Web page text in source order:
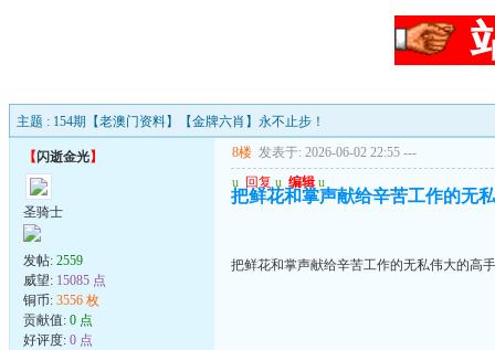
主题 : 154期【老澳门资料】【金牌六肖】永不止步！
【闪逝金光】
圣骑士
发帖: 2559
威望: 15085 点
铜币: 3556 枚
贡献值: 0 点
好评度: 0 点
8楼 发表于: 2026-06-02 22:55 ---
u 回复 u 编辑 u
把鲜花和掌声献给辛苦工作的无
把鲜花和掌声献给辛苦工作的无私伟大的高